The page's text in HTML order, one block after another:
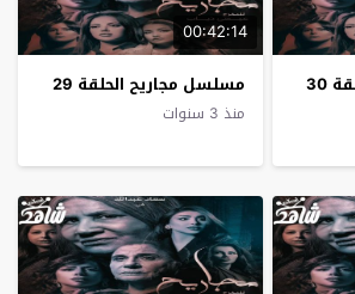
مسلسل مجاريح الحلقة 30
00:42:14
مسلسل مجاريح الحلقة 29
منذ 3 سنوات